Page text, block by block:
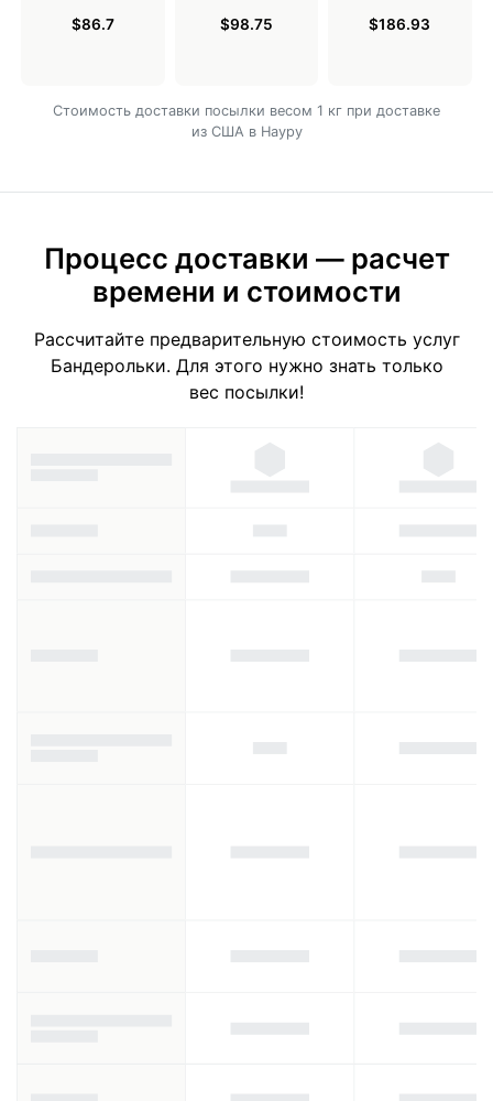
$86.7 $98.75 $186.93
Cтоимость доставки посылки весом 1 кг при доставке
из США в Науру
Процесс доставки — расчет
времени и стоимости
Рассчитайте предварительную стоимость услуг
Бандерольки. Для этого нужно знать только
вес посылки!